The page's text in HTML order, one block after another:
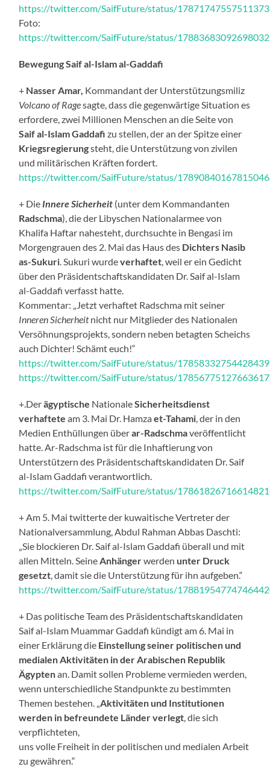
https://twitter.com/SaifFuture/status/
Foto:
https://twitter.com/SaifFuture/status/
Bewegung Saif al-Islam al-Gaddafi
+ Nasser Amar, Kommandant der Unterstützungsmiliz
Volcano of Ragesagte, dass die gegenwärtige Situation es
erfordere, zwei Millionen Menschen an die Seite von
Saif al-Islam Gaddafi zu stellen, der an der Spitze einer
Kriegsregierungsteht, die Unterstützung von zivilen
und militärischen Kräften fordert.
https://twitter.com/SaifFuture/status/
+ Die Innere Sicherheit (unter dem Kommandanten
Radschma), die der Libyschen Nationalarmee von
Khalifa Haftar nahesteht, durchsuchte in Bengasi im
Morgengrauen des 2. Mai das Haus des Dichters Nasib
as-Sukuri . Sukuri wurdeverhaftet , weil er ein Gedicht
über den Präsidentschaftskandidaten Dr. Saif al-Islam
al-Gaddafi verfasst hatte.
Kommentar: „Jetzt verhaftet Radschma mit seiner
Inneren Sicherheitnicht nur Mitglieder des Nationalen
Versöhnungsprojekts, sondern neben betagten Scheichs
auch Dichter! Schämt euch!“
https://twitter.com/SaifFuture/status/
https://twitter.com/SaifFuture/status/
+.Derägyptische NationaleSicherheitsdienst
verhaftete am 3. Mai Dr. Hamzaet-Tahami , der in den
Medien Enthüllungen überar-Radschmaveröffentlicht
hatte. Ar-Radschma ist für die Inhaftierung von
Unterstützern des Präsidentschaftskandidaten Dr. Saif
al-Islam Gaddafi verantwortlich.
https://twitter.com/SaifFuture/status/
+ Am 5. Mai twitterte der kuwaitische Vertreter der
Nationalversammlung, Abdul Rahman Abbas Daschti:
„Sie blockieren Dr. Saif al-Islam Gaddafi überall und mit
allen Mitteln. Seine Anhängerwerden unter Druck
gesetzt , damit sie die Unterstützung für ihn aufgeben.“
https://twitter.com/SaifFuture/status/
+ Das politische Team des Präsidentschaftskandidaten
Saif al-Islam Muammar Gaddafi kündigt am 6. Mai in
einer Erklärung die Einstellung seiner politischen und
medialen Aktivitäten in der Arabischen Republik
Ägyptenan. Damit sollen Probleme vermieden werden,
wenn unterschiedliche Standpunkte zu bestimmten
Themen bestehen. „ Aktivitäten und Institutionen
werden in befreundete Länder verlegt , die sich
verpflichteten,
uns volle Freiheit in der politischen und medialen Arbeit
zu gewähren.“